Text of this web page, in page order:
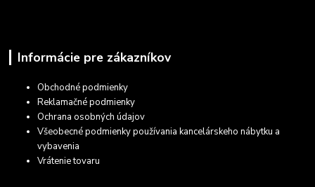
Informácie pre zákazníkov
Obchodné podmienky
Reklamačné podmienky
Ochrana osobných údajov
Všeobecné podmienky používania kancelárskeho nábytku a
vybavenia
Vrátenie tovaru